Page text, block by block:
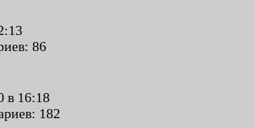
86
в 16:18
182